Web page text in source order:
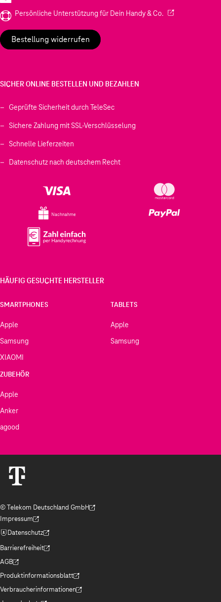
Persönliche Unterstützung für Dein Handy & Co. (Wird in einem
Bestellung widerrufen
SICHER ONLINE BESTELLEN UND BEZAHLEN
Geprüfte Sicherheit durch TeleSec
Sichere Zahlung mit SSL-Verschlüsselung
Schnelle Lieferzeiten
Datenschutz nach deutschem Recht
Nachnahme
HÄUFIG GESUCHTE HERSTELLER
SMARTPHONES
Apple
Samsung
XIAOMI
TABLETS
Apple
Samsung
ZUBEHÖR
Apple
Anker
agood
© Telekom Deutschland GmbH
(Der Link wird in einem neuen Tab geöffnet)
Impressum
(Der Link wird in einem neuen Tab geöffnet)
Datenschutz
(Der Link wird in einem neuen Tab geöffnet)
Barrierefreiheit
(Der Link wird in einem neuen Tab geöffnet)
AGB
(Der Link wird in einem neuen Tab geöffnet)
Produktinformationsblatt
(Der Link wird in einem neuen Tab geöffnet)
Verbraucherinformationen
(Der Link wird in einem neuen Tab geöffnet)